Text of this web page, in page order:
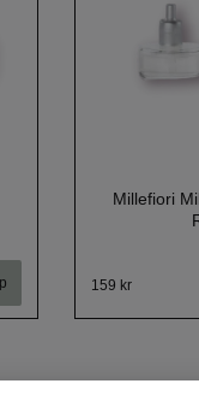
Millefiori
159 kr